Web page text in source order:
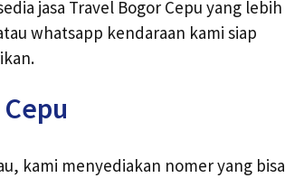
jasa Travel Bogor Cepu yang lebih
whatsapp kendaraan kami siap
kami menyediakan nomer yang bisa